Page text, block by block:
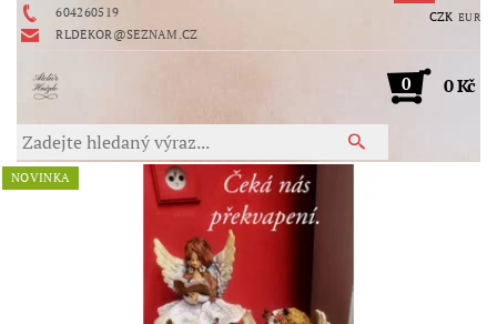
604260519
RLDEKOR@SEZNAM.CZ
CZK EUR
0 0 Kč
NOVINKA